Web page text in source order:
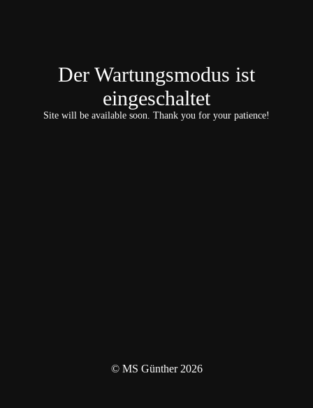
Der Wartungsmodus ist
eingeschaltet
Site will be available soon. Thank you for your patience!
© MS Günther 2026